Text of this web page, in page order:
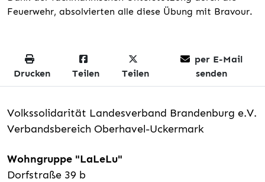
Feuerwehr, absolvierten alle diese Übung mit Bravour.
Drucken Teilen Teilen
per E-Mail
senden
Volkssolidarität Landesverband Brandenburg e.V.
Verbandsbereich Oberhavel-Uckermark
Wohngruppe "LaLeLu"
Dorfstraße 39 b